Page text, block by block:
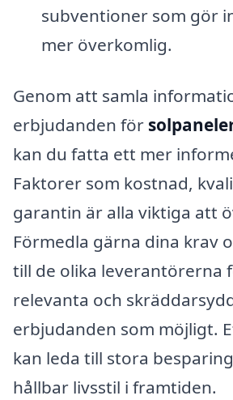
subventioner som gör
mer överkomlig.
Genom att samla
erbjudanden för
kan du fatta ett mer
Faktorer som kostnad,
garantin är alla viktiga att
Förmedla gärna dina krav
till de olika leverantörerna
relevanta och
erbjudanden som möjligt.
kan leda till stora
hållbar livsstil i framtiden.